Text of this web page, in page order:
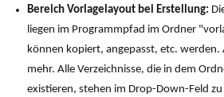
Bereich Vorlagelayout bei Erstellung:
liegen im Programmpfad im Ordner
können kopiert, angepasst, etc. werden.
mehr. Alle Verzeichnisse, die in dem
existieren, stehen im Drop-Down-Feld